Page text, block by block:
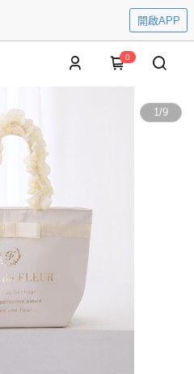
開啟APP
0
1/9